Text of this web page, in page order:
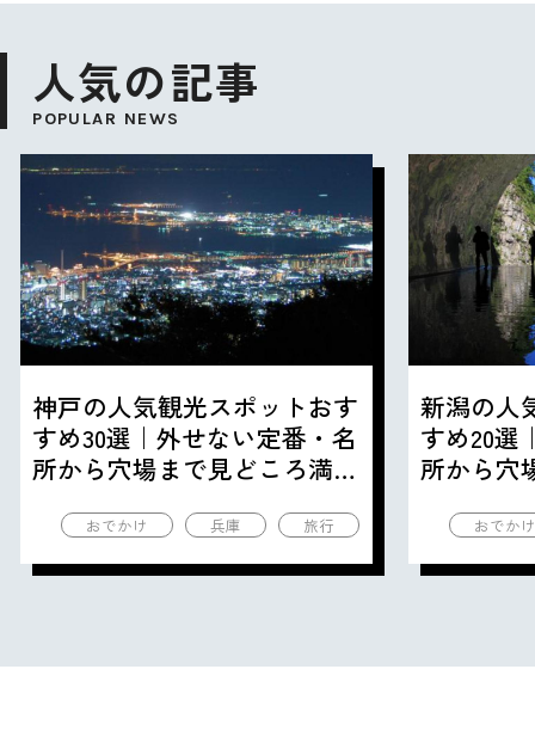
人気の記事
POPULAR NEWS
神戸の人気観光スポットおす
すめ30選｜外せない定番・名
所から穴場まで見どころ満載
おでかけ 兵庫 旅行
新潟の人
すめ20選
所から穴
おでか